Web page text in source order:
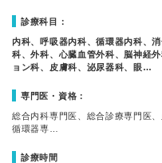
診療科目：
内科、呼吸器内科、循環器内科、
科、外科、心臓血管外科、脳神経
ョン科、皮膚科、泌尿器科、眼…
専門医・資格：
総合内科専門医、総合診療専門医
循環器専…
診療時間